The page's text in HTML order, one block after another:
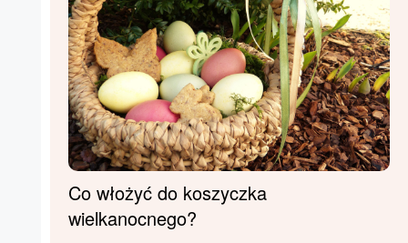
Co włożyć do koszyczka
wielkanocnego?